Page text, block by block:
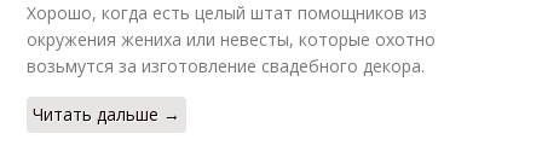
Хорошо, когда есть целый штат помощников из
окружения жениха или невесты, которые охотно
возьмутся за изготовление свадебного декора.
Читать дальше →